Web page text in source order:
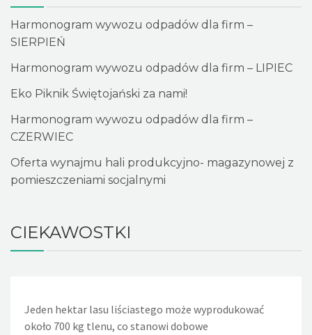
Harmonogram wywozu odpadów dla firm –
SIERPIEŃ
Harmonogram wywozu odpadów dla firm – LIPIEC
Eko Piknik Świętojański za nami!
Harmonogram wywozu odpadów dla firm –
CZERWIEC
Oferta wynajmu hali produkcyjno- magazynowej z
pomieszczeniami socjalnymi
CIEKAWOSTKI
Jeden hektar lasu liściastego może wyprodukować
około 700 kg tlenu, co stanowi dobowe
Jeden nieszczelny, lekko kapiący kran powoduje, że w
ciągu doby wycieka około 36 litrów wody. Nieszczelna